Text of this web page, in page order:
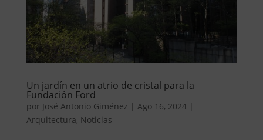
Un jardín en un atrio de cristal para la
Fundación Ford
por José Antonio Giménez | Ago 16, 2024|
Arquitectura, Noticias